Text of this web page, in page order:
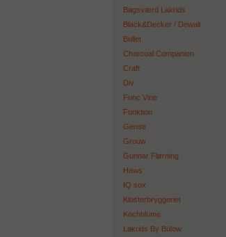
Bagsværd Lakrids
Black&Decker / Dewalt
Bullet
Charcoal Companion
Craft
Div.
Func Vine
Funktion
Gense
Grouw
Gunnar Flørning
Haws
IQ sox
Klosterbryggeriet
Kochblume
Lakrids By Bülow